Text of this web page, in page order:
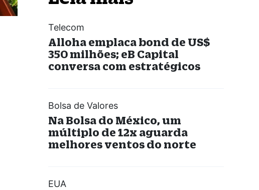
Telecom
Alloha emplaca bond de US$
350 milhões; eB Capital
conversa com estratégicos
Bolsa de Valores
Na Bolsa do México, um
múltiplo de 12x aguarda
melhores ventos do norte
EUA